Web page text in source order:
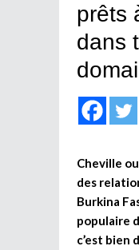
prêts
dans
Cheville
des
Burkina
populaire
c’est bien